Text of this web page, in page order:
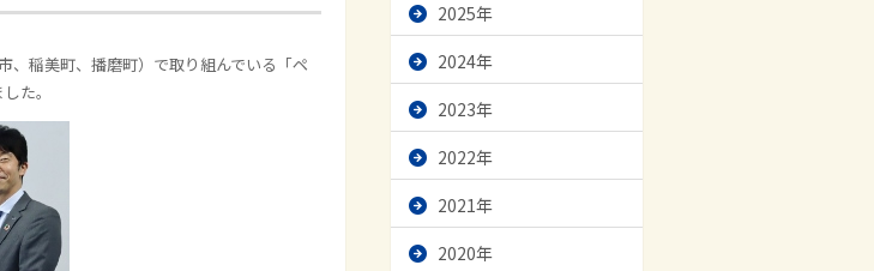
2025年
2024年
2023年
2022年
2021年
2020年
、稲美町、播磨町）で取り組んでいる「ペ
た。